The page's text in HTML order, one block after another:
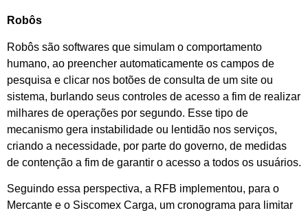
Robôs
Robôs são softwares que simulam o comportamento
humano, ao preencher automaticamente os campos de
pesquisa e clicar nos botões de consulta de um site ou
sistema, burlando seus controles de acesso a fim de realizar
milhares de operações por segundo. Esse tipo de
mecanismo gera instabilidade ou lentidão nos serviços,
criando a necessidade, por parte do governo, de medidas
de contenção a fim de garantir o acesso a todos os usuários.
Seguindo essa perspectiva, a RFB implementou, para o
Mercante e o Siscomex Carga, um cronograma para limitar